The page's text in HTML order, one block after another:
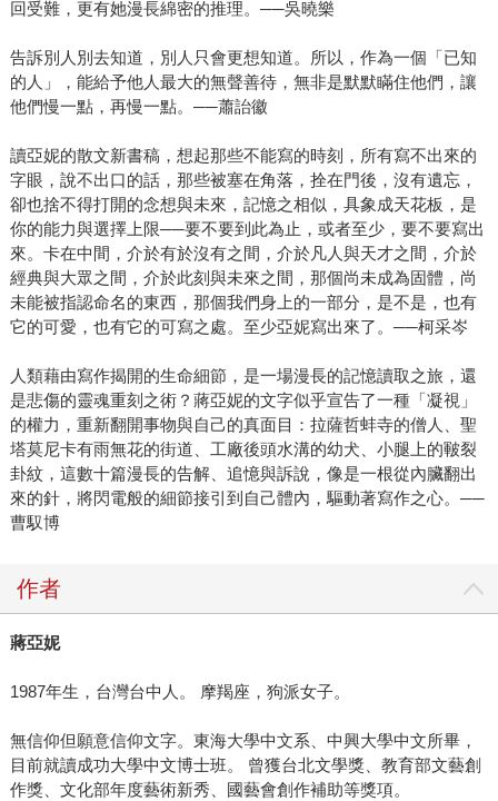
回受難，更有她漫長綿密的推理。──吳曉樂
告訴別人別去知道，別人只會更想知道。所以，作為一個「已知
的人」，能給予他人最大的無聲善待，無非是默默瞞住他們，讓
他們慢一點，再慢一點。──蕭詒徽
讀亞妮的散文新書稿，想起那些不能寫的時刻，所有寫不出來的
字眼，說不出口的話，那些被塞在角落，拴在門後，沒有遺忘，
卻也捨不得打開的念想與未來，記憶之相似，具象成天花板，是
你的能力與選擇上限──要不要到此為止，或者至少，要不要寫出
來。卡在中間，介於有於沒有之間，介於凡人與天才之間，介於
經典與大眾之間，介於此刻與未來之間，那個尚未成為固體，尚
未能被指認命名的東西，那個我們身上的一部分，是不是，也有
它的可愛，也有它的可寫之處。至少亞妮寫出來了。──柯采岑
人類藉由寫作揭開的生命細節，是一場漫長的記憶讀取之旅，還
是悲傷的靈魂重刻之術？蔣亞妮的文字似乎宣告了一種「凝視」
的權力，重新翻開事物與自己的真面目：拉薩哲蚌寺的僧人、聖
塔莫尼卡有雨無花的街道、工廠後頭水溝的幼犬、小腿上的皸裂
卦紋，這數十篇漫長的告解、追憶與訴說，像是一根從內臟翻出
來的針，將閃電般的細節接引到自己體內，驅動著寫作之心。──
曹馭博
作者
蔣亞妮
1987年生，台灣台中人。 摩羯座，狗派女子。
無信仰但願意信仰文字。東海大學中文系、中興大學中文所畢，
目前就讀成功大學中文博士班。 曾獲台北文學獎、教育部文藝創
作獎、文化部年度藝術新秀、國藝會創作補助等獎項。